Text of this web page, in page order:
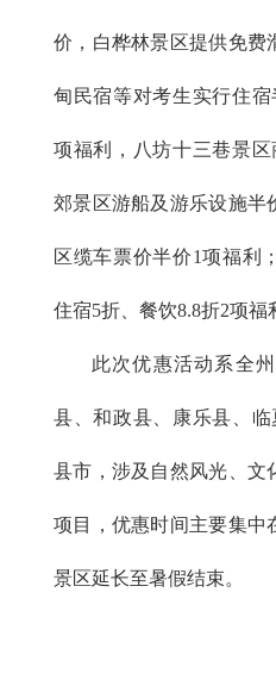
价，白桦林景区提供免费
甸民宿等对考生实行住
项福利，八坊十三巷景
郊景区游船及游乐设施半
区缆车票价半价1项福利
住宿5折、餐饮8.8折2项福
此次优惠活动系全
县、和政县、康乐县、
县市，涉及自然风光、文
项目，优惠时间主要集中
景区延长至暑假结束。